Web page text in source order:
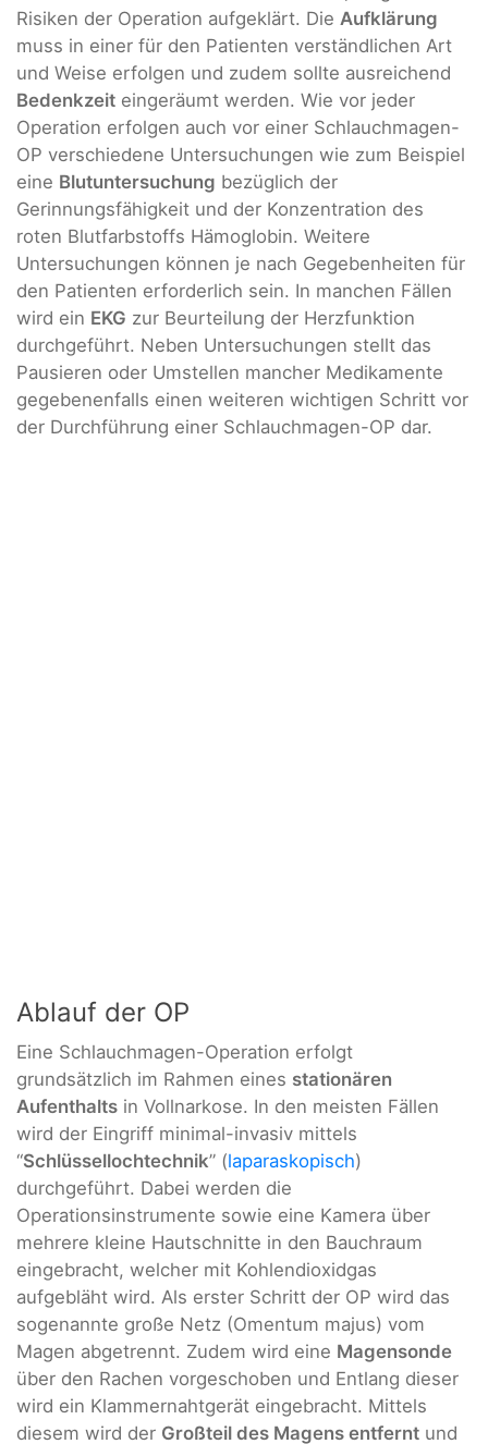
Risiken der Operation aufgeklärt. Die Aufklärung
muss in einer für den Patienten verständlichen Art
und Weise erfolgen und zudem sollte ausreichend
Bedenkzeit eingeräumt werden. Wie vor jeder
Operation erfolgen auch vor einer Schlauchmagen-
OP verschiedene Untersuchungen wie zum Beispiel
eine Blutuntersuchung bezüglich der
Gerinnungsfähigkeit und der Konzentration des
roten Blutfarbstoffs Hämoglobin. Weitere
Untersuchungen können je nach Gegebenheiten für
den Patienten erforderlich sein. In manchen Fällen
wird ein EKG zur Beurteilung der Herzfunktion
durchgeführt. Neben Untersuchungen stellt das
Pausieren oder Umstellen mancher Medikamente
gegebenenfalls einen weiteren wichtigen Schritt vor
der Durchführung einer Schlauchmagen-OP dar.
Ablauf der OP
Eine Schlauchmagen-Operation erfolgt
grundsätzlich im Rahmen eines stationären
Aufenthalts in Vollnarkose. In den meisten Fällen
wird der Eingriff minimal-invasiv mittels
“Schlüssellochtechnik” (laparaskopisch)
durchgeführt. Dabei werden die
Operationsinstrumente sowie eine Kamera über
mehrere kleine Hautschnitte in den Bauchraum
eingebracht, welcher mit Kohlendioxidgas
aufgebläht wird. Als erster Schritt der OP wird das
sogenannte große Netz (Omentum majus) vom
Magen abgetrennt. Zudem wird eine Magensonde
über den Rachen vorgeschoben und Entlang dieser
wird ein Klammernahtgerät eingebracht. Mittels
diesem wird der Großteil des Magens entfernt und